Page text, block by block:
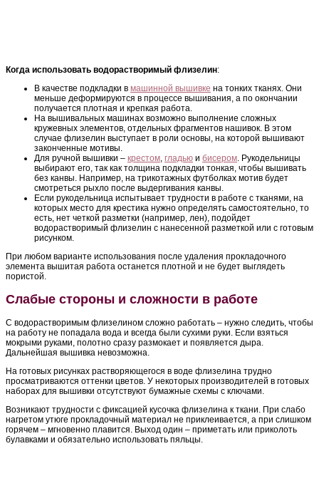
Когда использовать водорастворимый флизелин:
В качестве подкладки в машинной вышивке на тонких тканях. Они
меньше деформируются в процессе вышивания, а по окончании
получается плотная и крепкая работа.
На вышивальных машинах возможно выполнение сложных
кружевных элементов, отдельных фрагментов нашивок. В этом
случае флизелин выступает в роли основы, на которой вышивают
законченные мотивы.
Для ручной вышивки – крестом, гладью и бисером. Рукодельницы
выбирают его, так как толщина подкладки тонкая, чтобы вышивать
без канвы. Например, на трикотажных футболках мотив будет
смотреться рыхло после выдергивания канвы.
Если рукодельница испытывает трудности в работе с тканями, на
которых место для крестика нужно определять самостоятельно, то
есть, нет четкой разметки (например, лен), подойдет
водорастворимый флизелин с нанесенной разметкой или с готовым
рисунком.
При любом варианте использования после удаления прокладочного
элемента вышитая работа останется плотной и не будет выглядеть
пористой.
Слабые стороны и сложности в работе
С водорастворимым флизелином сложно работать – нужно следить, чтобы
на работу не попадала вода и всегда были сухими руки. Если взяться
мокрыми руками, полотно сразу размокает и появляется дыра.
Дальнейшая вышивка невозможна.
На готовых рисунках растворяющегося в воде флизелина трудно
просматриваются оттенки цветов. У некоторых производителей в готовых
наборах для вышивки отсутствуют бумажные схемы с ключами.
Возникают трудности с фиксацией кусочка флизелина к ткани. При слабо
нагретом утюге прокладочный материал не приклеивается, а при слишком
горячем – мгновенно плавится. Выход один – приметать или приколоть
булавками и обязательно использовать пяльцы.